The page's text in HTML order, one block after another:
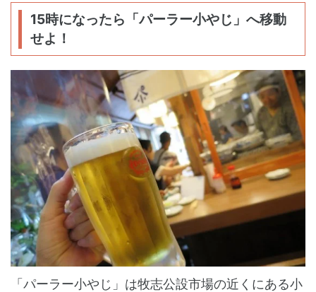
15時になったら「パーラー小やじ」へ移動
せよ！
「パーラー小やじ」は牧志公設市場の近くにある小